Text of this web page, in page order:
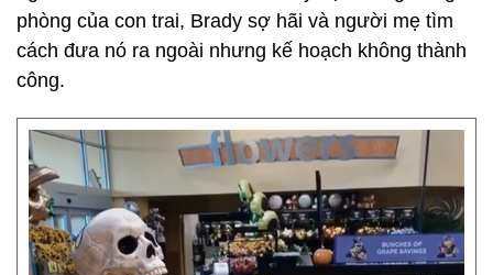
phòng của con trai, Brady sợ hãi và người mẹ tìm
cách đưa nó ra ngoài nhưng kế hoạch không thành
công.